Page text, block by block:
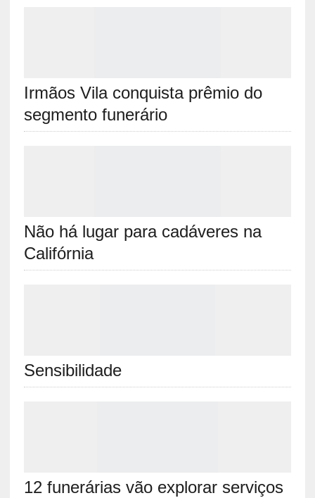
Irmãos Vila conquista prêmio do
segmento funerário
Não há lugar para cadáveres na
Califórnia
Sensibilidade
12 funerárias vão explorar serviços